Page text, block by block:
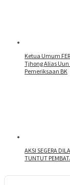
Ketua Umum
Tjhong Alias
Pemeriksaan BK
AKSI SEGERA
TUNTUT